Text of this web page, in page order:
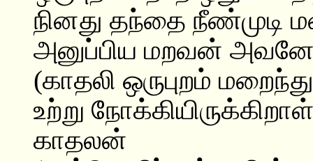
நினது தந்தை
அனுப்பிய மறவன்
(காதலி ஒருபுறம்
உற்று
காதலன்